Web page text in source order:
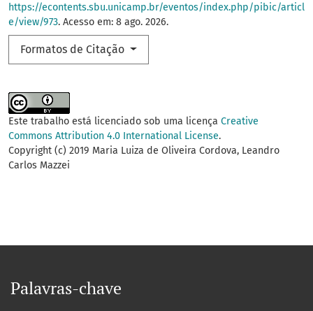
https://econtents.sbu.unicamp.br/eventos/index.php/pibic/articl
e/view/973. Acesso em: 8 ago. 2026.
Formatos de Citação
Este trabalho está licenciado sob uma licença Creative
Commons Attribution 4.0 International License.
Copyright (c) 2019 Maria Luiza de Oliveira Cordova, Leandro
Carlos Mazzei
Palavras-chave